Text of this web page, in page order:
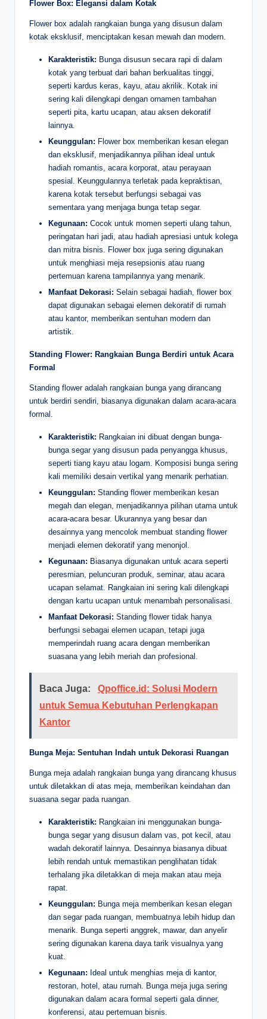
Flower Box: Elegansi dalam Kotak
Flower box adalah rangkaian bunga yang disusun dalam
kotak eksklusif, menciptakan kesan mewah dan modern.
Karakteristik: Bunga disusun secara rapi di dalam
kotak yang terbuat dari bahan berkualitas tinggi,
seperti kardus keras, kayu, atau akrilik. Kotak ini
sering kali dilengkapi dengan ornamen tambahan
seperti pita, kartu ucapan, atau aksen dekoratif
lainnya.
Keunggulan: Flower box memberikan kesan elegan
dan eksklusif, menjadikannya pilihan ideal untuk
hadiah romantis, acara korporat, atau perayaan
spesial. Keunggulannya terletak pada kepraktisan,
karena kotak tersebut berfungsi sebagai vas
sementara yang menjaga bunga tetap segar.
Kegunaan: Cocok untuk momen seperti ulang tahun,
peringatan hari jadi, atau hadiah apresiasi untuk kolega
dan mitra bisnis. Flower box juga sering digunakan
untuk menghiasi meja resepsionis atau ruang
pertemuan karena tampilannya yang menarik.
Manfaat Dekorasi: Selain sebagai hadiah, flower box
dapat digunakan sebagai elemen dekoratif di rumah
atau kantor, memberikan sentuhan modern dan
artistik.
Standing Flower: Rangkaian Bunga Berdiri untuk Acara
Formal
Standing flower adalah rangkaian bunga yang dirancang
untuk berdiri sendiri, biasanya digunakan dalam acara-acara
formal.
Karakteristik: Rangkaian ini dibuat dengan bunga-
bunga segar yang disusun pada penyangga khusus,
seperti tiang kayu atau logam. Komposisi bunga sering
kali memiliki desain vertikal yang menarik perhatian.
Keunggulan: Standing flower memberikan kesan
megah dan elegan, menjadikannya pilihan utama untuk
acara-acara besar. Ukurannya yang besar dan
desainnya yang mencolok membuat standing flower
menjadi elemen dekoratif yang menonjol.
Kegunaan: Biasanya digunakan untuk acara seperti
peresmian, peluncuran produk, seminar, atau acara
ucapan selamat. Rangkaian ini sering kali dilengkapi
dengan kartu ucapan untuk menambah personalisasi.
Manfaat Dekorasi: Standing flower tidak hanya
berfungsi sebagai elemen ucapan, tetapi juga
memperindah ruang acara dengan memberikan
suasana yang lebih meriah dan profesional.
Baca Juga:
Qpoffice.id: Solusi Modern
untuk Semua Kebutuhan Perlengkapan
Kantor
Bunga Meja: Sentuhan Indah untuk Dekorasi Ruangan
Bunga meja adalah rangkaian bunga yang dirancang khusus
untuk diletakkan di atas meja, memberikan keindahan dan
suasana segar pada ruangan.
Karakteristik: Rangkaian ini menggunakan bunga-
bunga segar yang disusun dalam vas, pot kecil, atau
wadah dekoratif lainnya. Desainnya biasanya dibuat
lebih rendah untuk memastikan penglihatan tidak
terhalang jika diletakkan di meja makan atau meja
rapat.
Keunggulan: Bunga meja memberikan kesan elegan
dan segar pada ruangan, membuatnya lebih hidup dan
menarik. Bunga seperti anggrek, mawar, dan anyelir
sering digunakan karena daya tarik visualnya yang
kuat.
Kegunaan: Ideal untuk menghias meja di kantor,
restoran, hotel, atau rumah. Bunga meja juga sering
digunakan dalam acara formal seperti gala dinner,
konferensi, atau pertemuan bisnis.